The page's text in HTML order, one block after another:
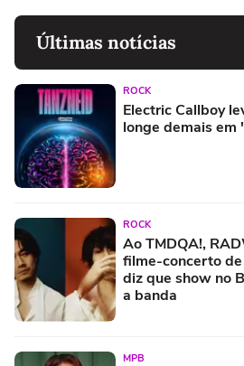
Últimas notícias
ROCK
Electric Callboy
longe demais em
ROCK
Ao TMDQA!,
filme-concerto
diz que show no
a banda
MPB